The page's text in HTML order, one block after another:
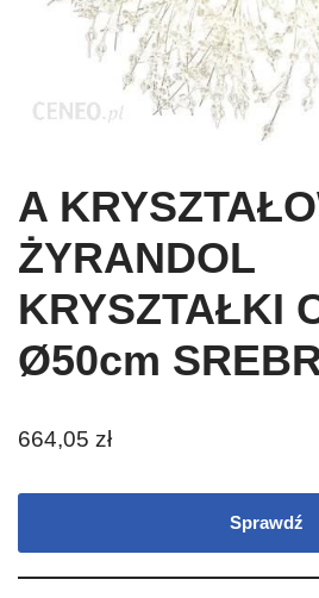
A
ŻYRANDOL
KRYSZTAŁKI
Ø50cm
664,05 zł
Sprawdź